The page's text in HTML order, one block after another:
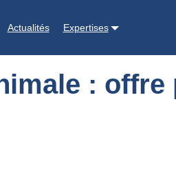
Actualités Expertises
: